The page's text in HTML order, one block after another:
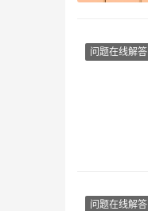
问题在线解答
问题在线解答